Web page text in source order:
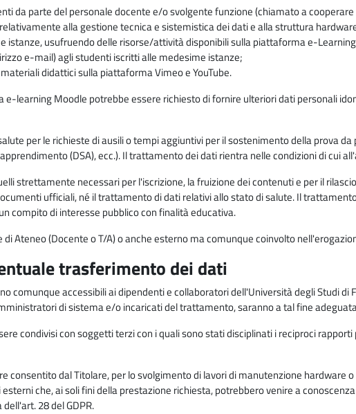
da parte del personale docente e/o svolgente funzione (chiamato a
alla gestione tecnica e sistemistica dei dati e alla struttura
istanze, usufruendo delle risorse/attività disponibili sulla piattaforma e-
e-mail) agli studenti iscritti alle medesime istanze;
didattici sulla piattaforma Vimeo e YouTube.
learning Moodle potrebbe essere richiesto di fornire ulteriori dati personali
per le richieste di ausili o tempi aggiuntivi per il sostenimento della prova
(DSA), ecc.). Il trattamento dei dati rientra nelle condizioni di cui
strettamente necessari per l'iscrizione, la fruizione dei contenuti e per il
ufficiali, né il trattamento di dati relativi allo stato di salute. Il
compito di interesse pubblico con finalità educativa.
Ateneo (Docente o T/A) o anche esterno ma comunque coinvolto
trasferimento dei dati
comunque accessibili ai dipendenti e collaboratori dell'Università degli Studi
di sistema e/o incaricati del trattamento, saranno a tal fine
condivisi con soggetti terzi con i quali sono stati disciplinati i reciproci
consentito dal Titolare, per lo svolgimento di lavori di manutenzione
che, ai soli fini della prestazione richiesta, potrebbero venire a
28 del GDPR.